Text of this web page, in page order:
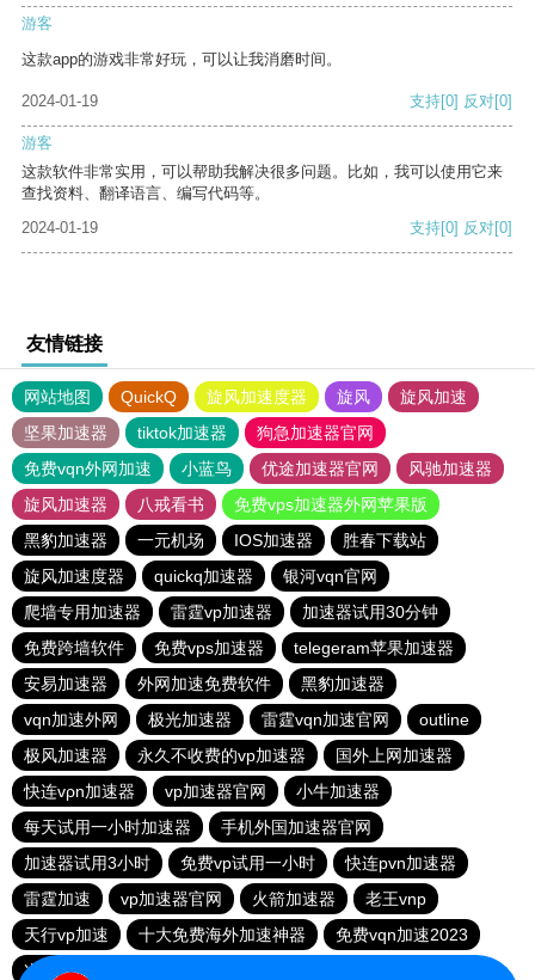
游客
这款app的游戏非常好玩，可以让我消磨时间。
2024-01-19 支持[0] 反对[0]
游客
这款软件非常实用，可以帮助我解决很多问题。比如，我可以使用它来
查找资料、翻译语言、编写代码等。
2024-01-19
支持[0] 反对[0]
友情链接
网站地图 QuickQ 旋风加速度器 旋风
旋风加速
坚果加速器
tiktok加速器
狗急加速器官网
免费vqn外网加速
小蓝鸟 优途加速器官网
风驰加速器
旋风加速器
八戒看书
免费vps加速器外网苹果版
黑豹加速器
一元机场 IOS加速器
胜春下载站
旋风加速度器
quickq加速器
银河vqn官网
爬墙专用加速器
雷霆vp加速器
加速器试用30分钟
免费跨墙软件
免费vps加速器
telegeram苹果加速器
安易加速器
外网加速免费软件
黑豹加速器
vqn加速外网
极光加速器 雷霆vqn加速官网
outline
极风加速器
永久不收费的vp加速器
国外上网加速器
快连vρn加速器
vp加速器官网
小牛加速器
每天试用一小时加速器
手机外国加速器官网
加速器试用3小时
免费vp试用一小时
快连pvn加速器
雷霆加速
vp加速器官网 火箭加速器
老王vnp
天行vp加速
十大免费海外加速神器
免费vqn加速2023
次玩下载站